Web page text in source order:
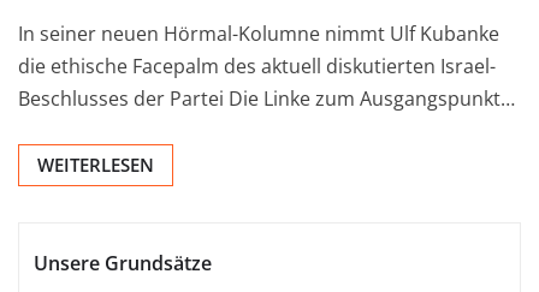
In seiner neuen Hörmal-Kolumne nimmt Ulf Kubanke
die ethische Facepalm des aktuell diskutierten Israel-
Beschlusses der Partei Die Linke zum Ausgangspunkt…
WEITERLESEN
Unsere Grundsätze